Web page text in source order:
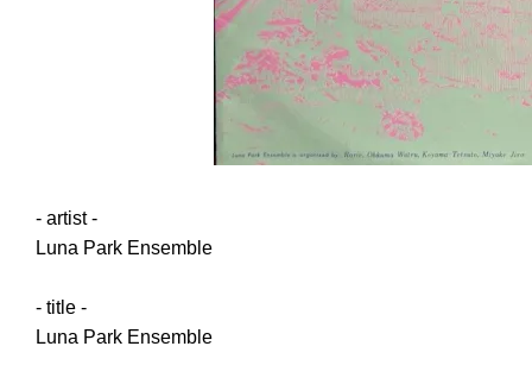
- artist -
Luna Park Ensemble
- title -
Luna Park Ensemble